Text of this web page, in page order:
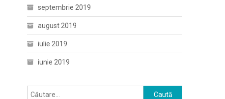
septembrie 2019
august 2019
iulie 2019
iunie 2019
Caută